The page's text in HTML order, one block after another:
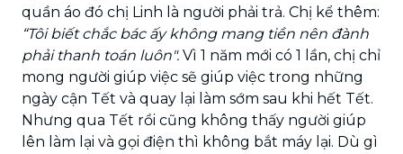
quần áo đó chị Linh là người phải trả. Chị kể thêm:
“Tôi biết chắc bác ấy không mang tiền nên đành
phải thanh toán luôn". Vì 1 năm mới có 1 lần, chị chỉ
mong người giúp việc sẽ giúp việc trong những
ngày cận Tết và quay lại làm sớm sau khi hết Tết.
Nhưng qua Tết rồi cũng không thấy người giúp
lên làm lại và gọi điện thì không bắt máy lại. Dù gì